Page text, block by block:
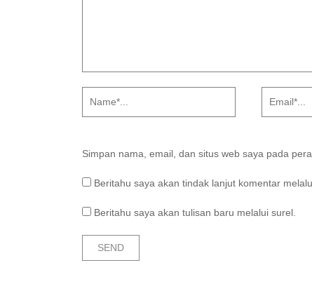
Simpan nama, email, dan situs web saya pada
Beritahu saya akan tindak lanjut komentar
Beritahu saya akan tulisan baru melalui surel.